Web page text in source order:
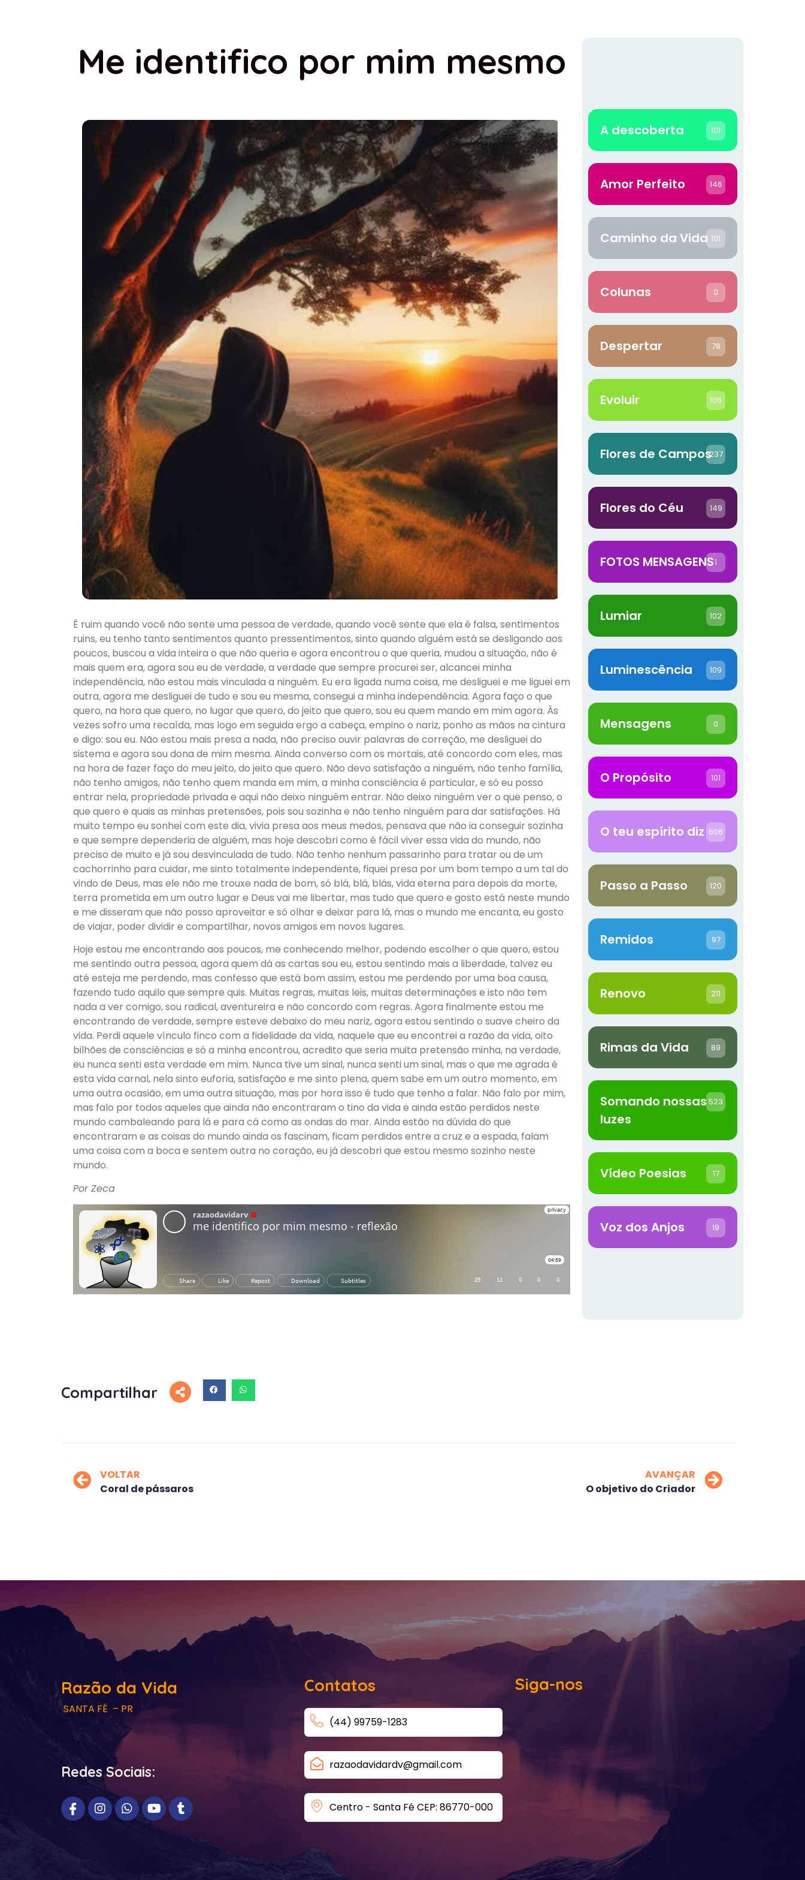
Me identifico por mim mesmo
É ruim quando você não sente uma pessoa de verdade, quando você sente que ela é falsa, sentimentos
ruins, eu tenho tanto sentimentos quanto pressentimentos, sinto quando alguém está se desligando aos
poucos, buscou a vida inteira o que não queria e agora encontrou o que queria, mudou a situação, não é
mais quem era, agora sou eu de verdade, a verdade que sempre procurei ser, alcancei minha
independência, não estou mais vinculada a ninguém. Eu era ligada numa coisa, me desliguei e me liguei em
outra, agora me desliguei de tudo e sou eu mesma, consegui a minha independência. Agora faço o que
quero, na hora que quero, no lugar que quero, do jeito que quero, sou eu quem mando em mim agora. Às
vezes sofro uma recaída, mas logo em seguida ergo a cabeça, empino o nariz, ponho as mãos na cintura
e digo: sou eu. Não estou mais presa a nada, não preciso ouvir palavras de correção, me desliguei do
sistema e agora sou dona de mim mesma. Ainda converso com os mortais, até concordo com eles, mas
na hora de fazer faço do meu jeito, do jeito que quero. Não devo satisfação a ninguém, não tenho família,
não tenho amigos, não tenho quem manda em mim, a minha consciência é particular, e só eu posso
entrar nela, propriedade privada e aqui não deixo ninguém entrar. Não deixo ninguém ver o que penso, o
que quero e quais as minhas pretensões, pois sou sozinha e não tenho ninguém para dar satisfações. Há
muito tempo eu sonhei com este dia, vivia presa aos meus medos, pensava que não ia conseguir sozinha
e que sempre dependeria de alguém, mas hoje descobri como é fácil viver essa vida do mundo, não
preciso de muito e já sou desvinculada de tudo. Não tenho nenhum passarinho para tratar ou de um
cachorrinho para cuidar, me sinto totalmente independente, fiquei presa por um bom tempo a um tal do
vindo de Deus, mas ele não me trouxe nada de bom, só blá, blá, blás, vida eterna para depois da morte,
terra prometida em um outro lugar e Deus vai me libertar, mas tudo que quero e gosto está neste mundo
e me disseram que não posso aproveitar e só olhar e deixar para lá, mas o mundo me encanta, eu gosto
de viajar, poder dividir e compartilhar, novos amigos em novos lugares.
Hoje estou me encontrando aos poucos, me conhecendo melhor, podendo escolher o que quero, estou
me sentindo outra pessoa, agora quem dá as cartas sou eu, estou sentindo mais a liberdade, talvez eu
até esteja me perdendo, mas confesso que está bom assim, estou me perdendo por uma boa causa,
fazendo tudo aquilo que sempre quis. Muitas regras, muitas leis, muitas determinações e isto não tem
nada a ver comigo, sou radical, aventureira e não concordo com regras. Agora finalmente estou me
encontrando de verdade, sempre esteve debaixo do meu nariz, agora estou sentindo o suave cheiro da
vida. Perdi aquele vínculo finco com a fidelidade da vida, naquele que eu encontrei a razão da vida, oito
bilhões de consciências e só a minha encontrou, acredito que seria muita pretensão minha, na verdade,
eu nunca senti esta verdade em mim. Nunca tive um sinal, nunca senti um sinal, mas o que me agrada é
esta vida carnal, nela sinto euforia, satisfação e me sinto plena, quem sabe em um outro momento, em
uma outra ocasião, em uma outra situação, mas por hora isso é tudo que tenho a falar. Não falo por mim,
mas falo por todos aqueles que ainda não encontraram o tino da vida e ainda estão perdidos neste
mundo cambaleando para lá e para cá como as ondas do mar. Ainda estão na dúvida do que
encontraram e as coisas do mundo ainda os fascinam, ficam perdidos entre a cruz e a espada, falam
uma coisa com a boca e sentem outra no coração, eu já descobri que estou mesmo sozinho neste
mundo.
Por Zeca
A descoberta 101
Amor Perfeito 146
Caminho da Vida 101
Colunas 0
Despertar 78
Evoluir 106
Flores de Campos237
Flores do Céu 149
FOTOS MENSAGENS1
Lumiar 102
Luminescência 109
Mensagens 0
O Propósito 101
O teu espírito diz 506
Passo a Passo 120
Remidos 97
Renovo 211
Rimas da Vida 89
Somando nossas
luzes
523
Vídeo Poesias 17
Voz dos Anjos 19
Compartilhar
VOLTAR
Coral de pássaros
AVANÇAR
O objetivo do Criador
Razão da Vida
SANTA FÉ – PR
Redes Sociais:
Contatos
(44) 99759-1283
razaodavidardv@gmail.com
Centro - Santa Fé CEP: 86770-000
Siga-nos